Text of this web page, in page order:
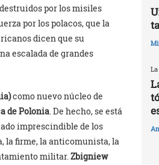
por los misiles
por los polacos, que la
dicen que su
escalada de grandes
como nuevo núcleo de
de Polonia. De hecho, se está
imprescindible de los
la firme, la anticomunista, la
militar.Zbigniew